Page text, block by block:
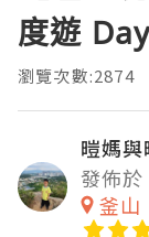
度遊
瀏覽次數:2874
暟媽與
發佈
釜山